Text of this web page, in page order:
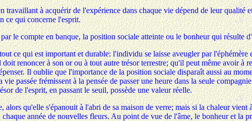
travaillant à acquérir de l'expérience dans chaque vie dépend de leur
ce qui concerne l'esprit.
le compte en banque, la position sociale atteinte ou le bonheur qui résulte
ce qui est important et durable: l'individu se laisse aveugler par
renoncer à son or ou à tout autre trésor terrestre; qu'il peut même avoir à
Il oublie que l'importance de la position sociale disparaît aussi au
passée frémissent à la pensée de passer une heure dans la seule
de l'esprit, en passant le seuil, possède une valeur réelle.
alors qu'elle s'épanouit à l'abri de sa maison de verre; mais si la chaleur
année de nouvelles fleurs. Au point de vue de l'âme, le bonheur et la